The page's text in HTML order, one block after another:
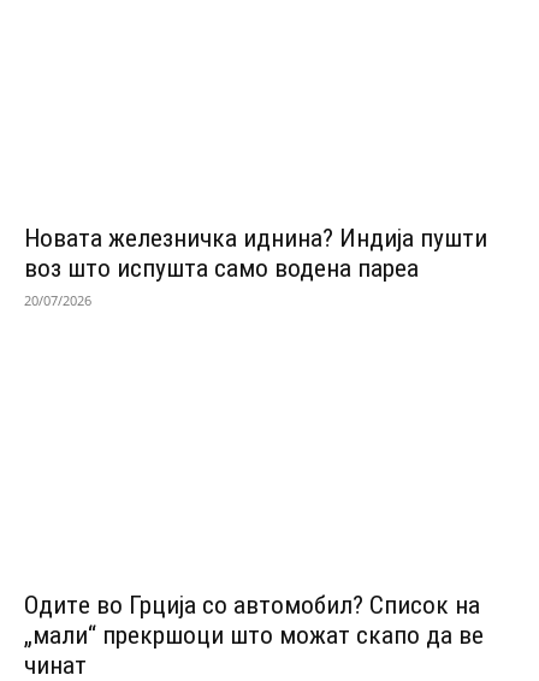
Новата железничка иднина? Индија пушти
воз што испушта само водена пареа
20/07/2026
Одитe во Грција со автомобил? Список на
„мали“ прекршоци што можат скапо да ве
чинат